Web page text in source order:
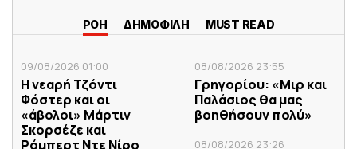
ΡΟΗ ΔΗΜΟΦΙΛΗ MUST READ
09/08/2026 01:00
Η νεαρή Τζόντι
Φόστερ και οι
«άβολοι» Μάρτιν
Σκορσέζε και
Ρόμπερτ Ντε Νίρο
08/08/2026 23:55
Γρηγορίου: «Μιρ και
Παλάσιος θα μας
βοηθήσουν πολύ»
08/08/2026 23:26